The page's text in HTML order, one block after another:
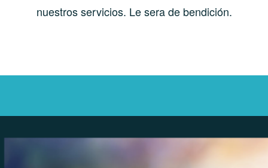
nuestros servicios. Le sera de bendición.